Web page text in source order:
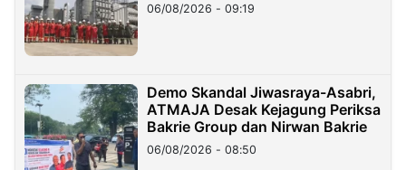
06/08/2026 - 09:19
Demo Skandal Jiwasraya-Asabri,
ATMAJA Desak Kejagung Periksa
Bakrie Group dan Nirwan Bakrie
06/08/2026 - 08:50